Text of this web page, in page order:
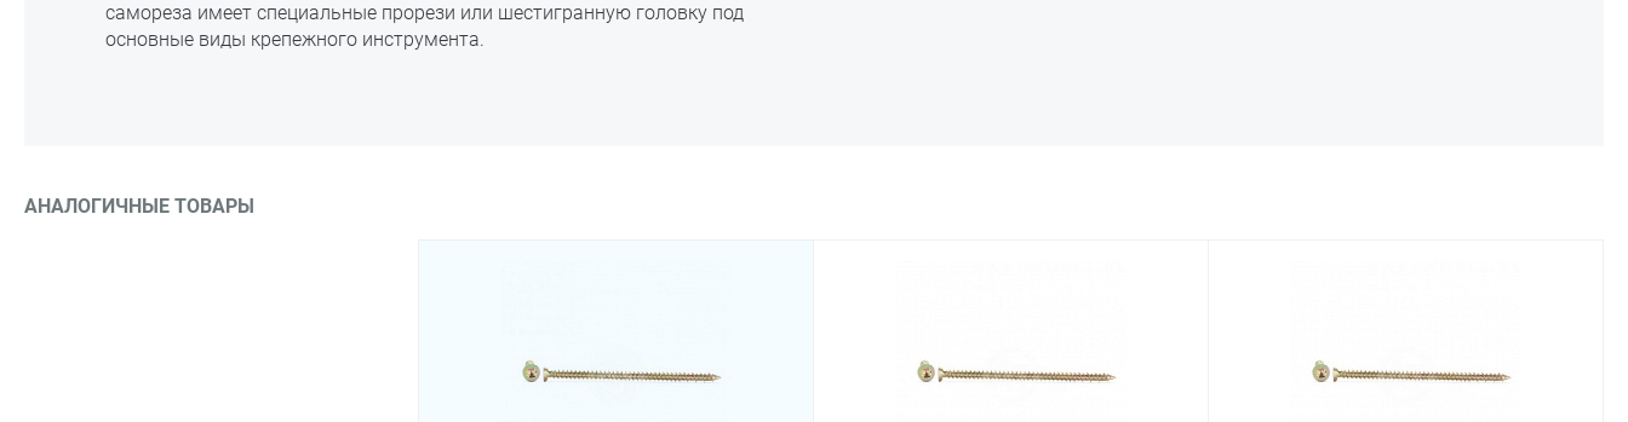
самореза имеет специальные прорези или шестигранную головку под
основные виды крепежного инструмента.
АНАЛОГИЧНЫЕ ТОВАРЫ